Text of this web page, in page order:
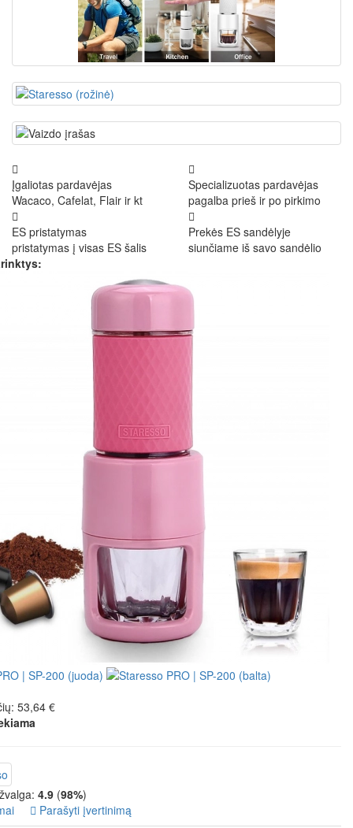
Įgaliotas pardavėjas
Wacaco, Cafelat, Flair ir kt
Specializuotas pardavėjas
pagalba prieš ir po pirkimo
ES pristatymas
pristatymas į visas ES šalis
Prekės ES sandėlyje
siunčiame iš savo sandėlio
53,64 €
4.9 (98%)
Parašyti įvertinimą